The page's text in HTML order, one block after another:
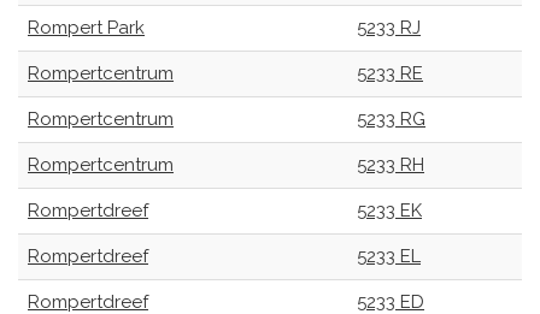
Rompert Park 5233 RJ
Rompertcentrum 5233 RE
Rompertcentrum 5233 RG
Rompertcentrum 5233 RH
Rompertdreef 5233 EK
Rompertdreef 5233 EL
Rompertdreef 5233 ED